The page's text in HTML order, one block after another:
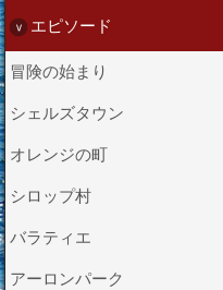
エピソード
冒険の始まり
シェルズタウン
オレンジの町
シロップ村
バラティエ
アーロンパーク